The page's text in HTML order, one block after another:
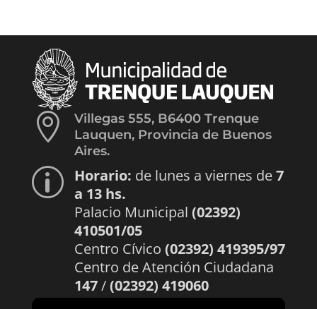

Villegas 555, B6400 Trenque
Lauquen, Provincia de Buenos
Aires.
p Horario: de lunes a viernes de7
a 13 hs.
Palacio Municipal (02392)
410501/05
Centro Cívico (02392) 419395/97
Centro de Atención Ciudadana
147/(02392) 419060